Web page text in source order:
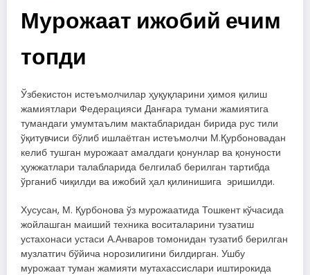
Мурожаат ижобий ечим
топди
Ўзбекистон истеъмолчилар ҳуқуқларини ҳимоя қилиш
жамиятлари Федерацияси Данғара тумани жамиятига
тумандаги умумтаълим мактабларидан бирида рус тили
ўқитувчиси бўлиб ишлаётган истеъмолчи М.Қурбоновадан
келиб тушган мурожаат амалдаги қонунлар ва қонуности
ҳужжатлари талабларида белгилаб берилган тартибда
ўрганиб чиқилди ва ижобий ҳал қилинишига эришилди.
Хусусан, М. Қурбонова ўз мурожаатида Тошкент кўчасида
жойлашган маиший техника воситаларини тузатиш
устахонаси устаси А.Анваров томонидан тузатиб берилган
музлатгич бўйича норозилигини билдирган. Ушбу
мурожаат туман жамияти мутахассислари иштирокида